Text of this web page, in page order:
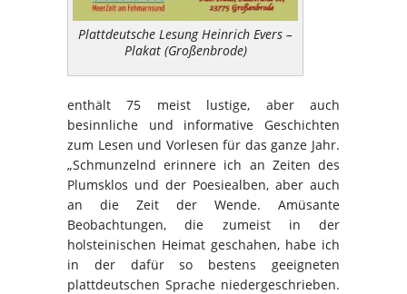
Plattdeutsche Lesung Heinrich Evers –
Plakat (Großenbrode)
enthält 75 meist lustige, aber auch
besinnliche und informative Geschichten
zum Lesen und Vorlesen für das ganze Jahr.
„Schmunzelnd erinnere ich an Zeiten des
Plumsklos und der Poesiealben, aber auch
an die Zeit der Wende. Amüsante
Beobachtungen, die zumeist in der
holsteinischen Heimat geschahen, habe ich
in der dafür so bestens geeigneten
plattdeutschen Sprache niedergeschrieben.